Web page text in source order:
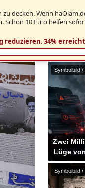
decken. Wenn
Schon 10 Euro helfen
reduzieren. 34%
Symbolbild /
Zwei
Lüge
Symbolbild /